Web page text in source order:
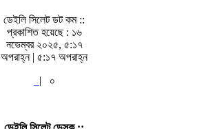
ডেইলি সিলেট ডট কম ::
প্রকাশিত হয়েছে : ১৬
নভেম্বর ২০২৫, ৫:১৭
অপরাহ্ন | ৫:১৭ অপরাহ্ন
|
০